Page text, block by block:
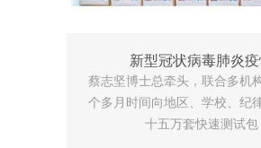
新型冠状病毒肺炎
蔡志坚博士总牵头，联合多机
个多月时间向地区、学校、纪
十五万套快速测试包